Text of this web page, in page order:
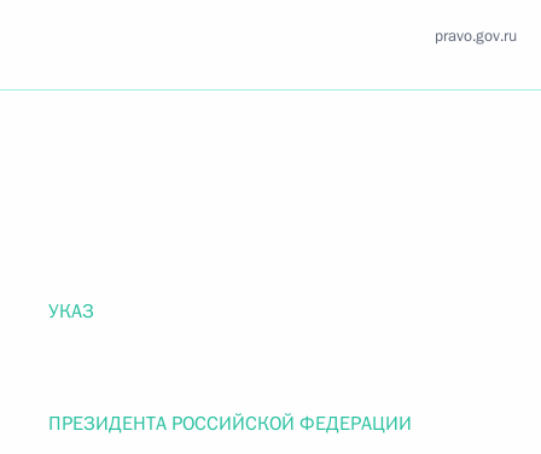
pravo.gov.ru
УКАЗ
ПРЕЗИДЕНТА РОССИЙСКОЙ ФЕДЕРАЦИИ